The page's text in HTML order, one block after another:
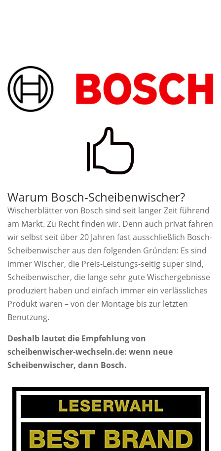

Warum Bosch-Scheibenwischer?
Wischerblätter von Bosch sind seit langer Zeit führend
am Markt. Zu Recht finden wir. Denn auch privat fahren
wir selbst seit über 20 Jahren fast ausschließlich Bosch-
Scheibenwischer aus den folgenden Gründen: Es sind
immer Wischer, die Preis-Leistungs-seitig super sind,
Scheibenwischer, die lange sehr gute Wischergebnisse
produziert haben und einfach immer ein verlässliches
Produkt waren – von der Montage bis zur letzten
Benutzung.
Deshalb lautet die Empfehlung von
scheibenwischer-wechseln.de: wenn neue
Scheibenwischer, dann Bosch.